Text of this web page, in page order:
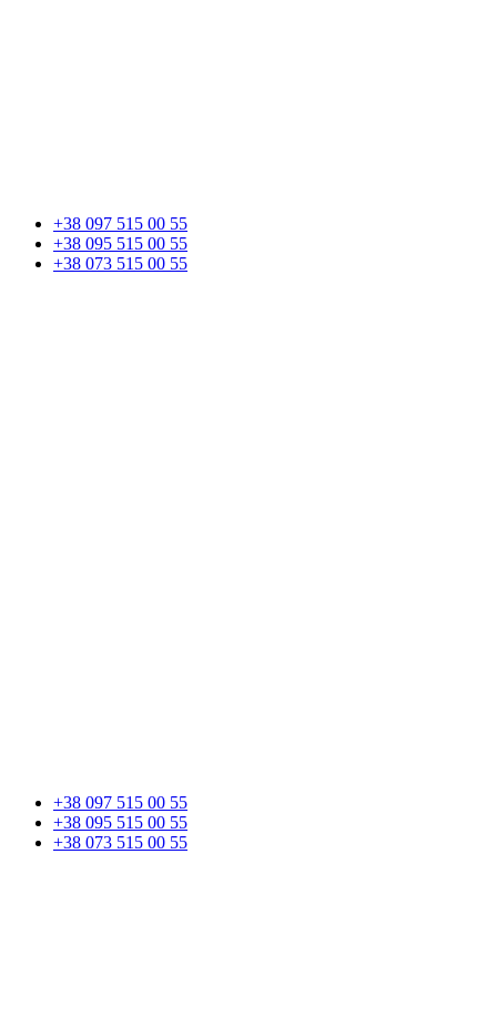
+38 097 515 00 55
+38 095 515 00 55
+38 073 515 00 55
+38 097 515 00 55
+38 095 515 00 55
+38 073 515 00 55